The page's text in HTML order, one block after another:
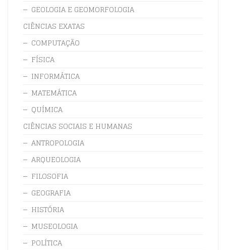
GEOLOGIA E GEOMORFOLOGIA
CIÊNCIAS EXATAS
COMPUTAÇÃO
FÍSICA
INFORMÁTICA
MATEMÁTICA
QUÍMICA
CIÊNCIAS SOCIAIS E HUMANAS
ANTROPOLOGIA
ARQUEOLOGIA
FILOSOFIA
GEOGRAFIA
HISTÓRIA
MUSEOLOGIA
POLÍTICA